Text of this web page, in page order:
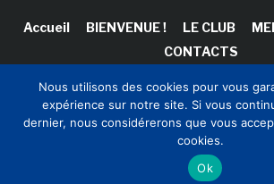
Accueil BIENVENUE ! LE CLUB
CONTACTS
Copyright © 2026 Club Innovation &
Sinapses Conseils
Nous utilisons des cookies pour vous
expérience sur notre site. Si vous
dernier, nous considérerons que vous
cookies.
Ok